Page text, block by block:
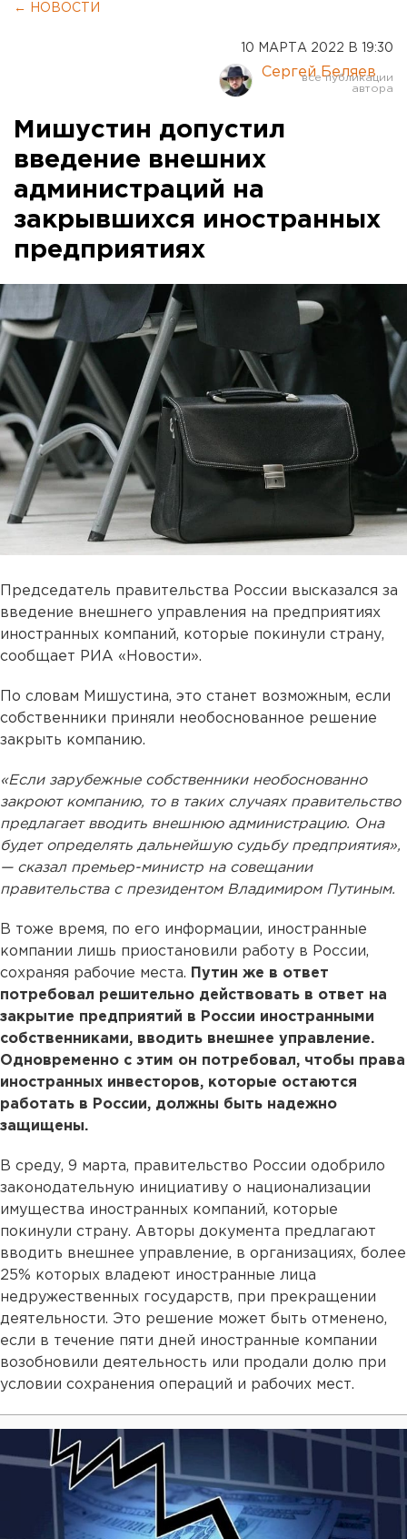
← НОВОСТИ
10 МАРТА 2022 В 19:30
Сергей Беляев
Мишустин допустил
введение внешних
администраций на
закрывшихся иностранных
предприятиях
Председатель правительства России высказался за
введение внешнего управления на предприятиях
иностранных компаний, которые покинули страну,
сообщает РИА «Новости».
По словам Мишустина, это станет возможным, если
собственники приняли необоснованное решение
закрыть компанию.
«Если зарубежные собственники необоснованно
закроют компанию, то в таких случаях правительство
предлагает вводить внешнюю администрацию. Она
будет определять дальнейшую судьбу предприятия»,
— сказал премьер-министр на совещании
правительства с президентом Владимиром Путиным.
В тоже время, по его информации, иностранные
компании лишь приостановили работу в России,
сохраняя рабочие места.
Путин же в ответ
потребовал решительно действовать в ответ на
закрытие предприятий в России иностранными
собственниками, вводить внешнее управление.
Одновременно с этим он потребовал, чтобы права
иностранных инвесторов, которые остаются
работать в России, должны быть надежно
защищены.
В среду, 9 марта, правительство России одобрило
законодательную инициативу о национализации
имущества иностранных компаний, которые
покинули страну. Авторы документа предлагают
вводить внешнее управление, в организациях, более
25% которых владеют иностранные лица
недружественных государств, при прекращении
деятельности. Это решение может быть отменено,
если в течение пяти дней иностранные компании
возобновили деятельность или продали долю при
условии сохранения операций и рабочих мест.